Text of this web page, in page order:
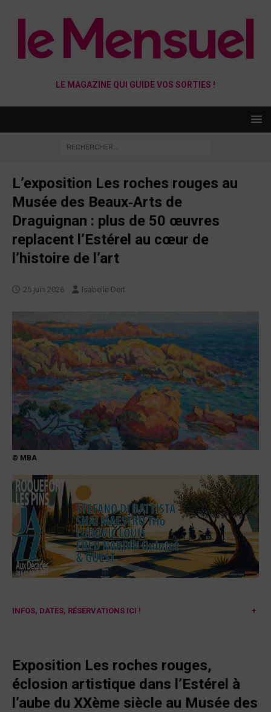
LE MAGAZINE QUI GUIDE VOS SORTIES !
L’exposition Les roches rouges au
Musée des Beaux‑Arts de
Draguignan : plus de 50 œuvres
replacent l’Estérel au cœur de
l’histoire de l’art
25 juin 2026 Isabelle Dert
© MBA
INFOS, DATES, RÉSERVATIONS ICI ! +
Exposition Les roches rouges,
éclosion artistique dans l’Estérel à
l’aube du XXème siècle au Musée des